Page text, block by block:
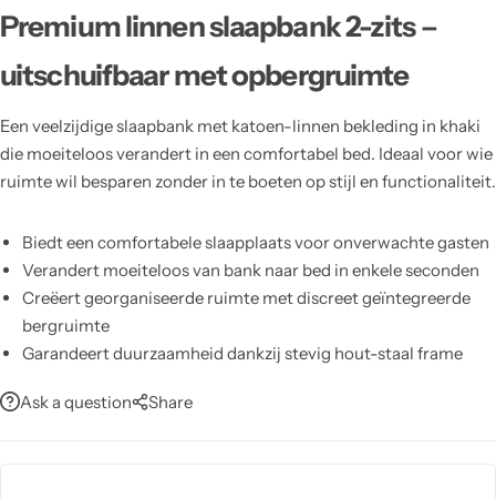
Premium linnen slaapbank 2-zits –
uitschuifbaar met opbergruimte
Een veelzijdige slaapbank met katoen-linnen bekleding in khaki
die moeiteloos verandert in een comfortabel bed. Ideaal voor wie
ruimte wil besparen zonder in te boeten op stijl en functionaliteit.
Biedt een comfortabele slaapplaats voor onverwachte gasten
Verandert moeiteloos van bank naar bed in enkele seconden
Creëert georganiseerde ruimte met discreet geïntegreerde
bergruimte
Garandeert duurzaamheid dankzij stevig hout-staal frame
Verhoogt sfeer met ademende katoen-linnen bekleding in
Ask a question Share